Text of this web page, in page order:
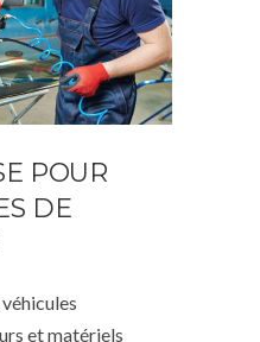
POUR
DE
et matériels